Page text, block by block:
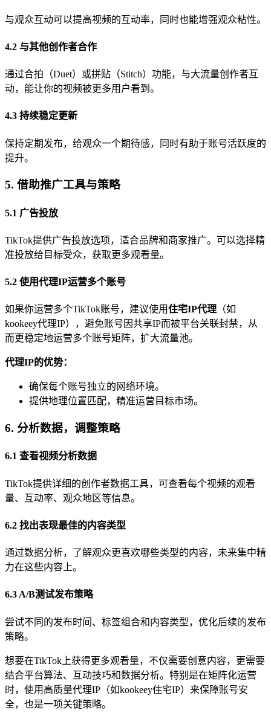
与观众互动可以提高视频的互动率，同时也能增强观众粘性。
4.2 与其他创作者合作
通过合拍（Duet）或拼贴（Stitch）功能，与大流量创作者互
动，能让你的视频被更多用户看到。
4.3 持续稳定更新
保持定期发布，给观众一个期待感，同时有助于账号活跃度的
提升。
5. 借助推广工具与策略
5.1 广告投放
TikTok提供广告投放选项，适合品牌和商家推广。可以选择精
准投放给目标受众，获取更多观看量。
5.2 使用代理IP运营多个账号
如果你运营多个TikTok账号，建议使用住宅IP代理 （如
kookeey代理IP），避免账号因共享IP而被平台关联封禁，从
而更稳定地运营多个账号矩阵，扩大流量池。
代理IP的优势：
确保每个账号独立的网络环境。
提供地理位置匹配，精准运营目标市场。
6. 分析数据，调整策略
6.1 查看视频分析数据
TikTok提供详细的创作者数据工具，可查看每个视频的观看
量、互动率、观众地区等信息。
6.2 找出表现最佳的内容类型
通过数据分析，了解观众更喜欢哪些类型的内容，未来集中精
力在这些内容上。
6.3 A/B测试发布策略
尝试不同的发布时间、标签组合和内容类型，优化后续的发布
策略。
想要在TikTok上获得更多观看量，不仅需要创意内容，更需要
结合平台算法、互动技巧和数据分析。特别是在矩阵化运营
时，使用高质量代理IP（如kookeey住宅IP）来保障账号安
全，也是一项关键策略。